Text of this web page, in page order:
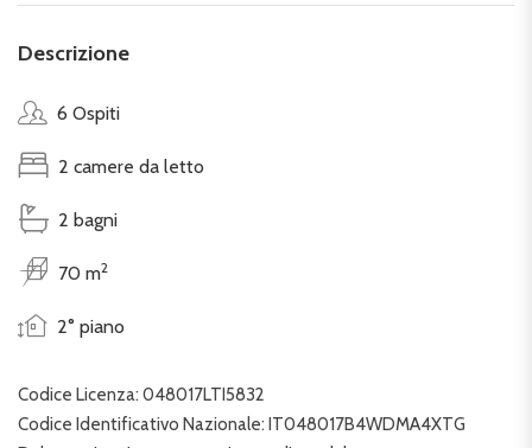
Descrizione
6 Ospiti
2 camere da letto
2 bagni
70 m2
2° piano
Codice Licenza: 048017LTI5832
Codice Identificativo Nazionale: IT048017B4WDMA4XTG